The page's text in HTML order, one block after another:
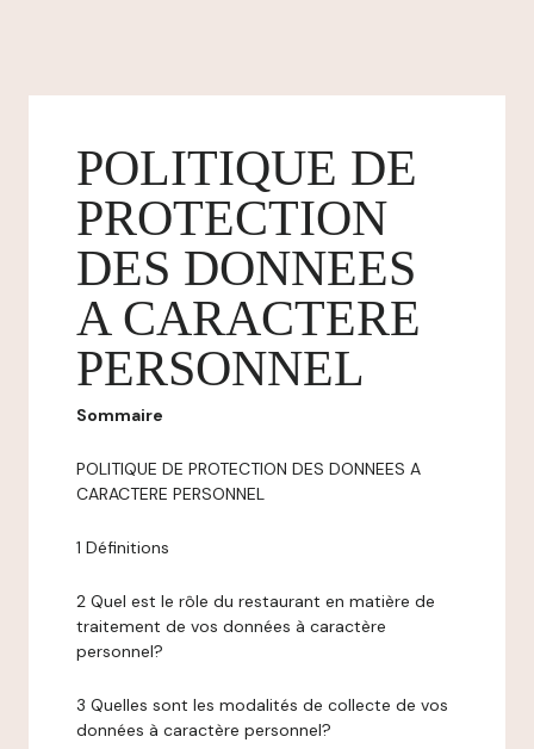
POLITIQUE DE
PROTECTION
DES DONNEES
A CARACTERE
PERSONNEL
Sommaire
POLITIQUE DE PROTECTION DES DONNEES A
CARACTERE PERSONNEL
1 Définitions
2 Quel est le rôle du restaurant en matière de
traitement de vos données à caractère
personnel?
3 Quelles sont les modalités de collecte de vos
données à caractère personnel?